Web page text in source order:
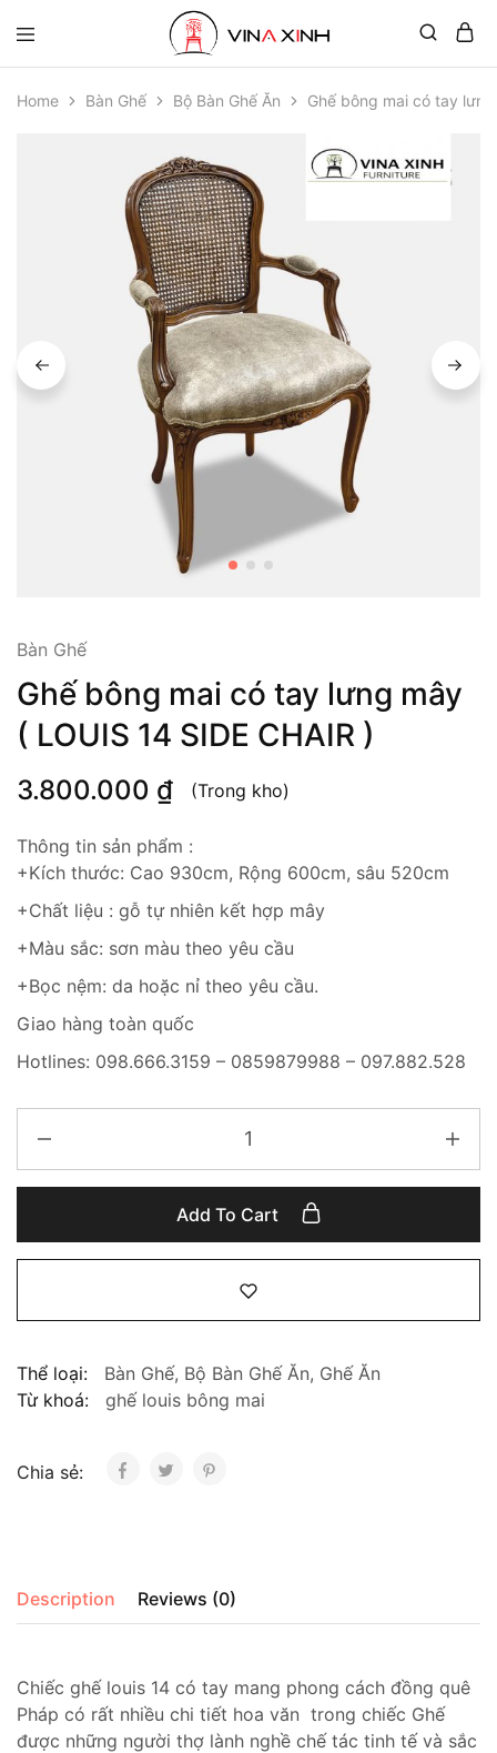
Home Bàn Ghế Bộ Bàn Ghế Ăn Ghế bông mai có tay lưng
Bàn Ghế
Ghế bông mai có tay lưng mây
( LOUIS 14 SIDE CHAIR )
3.800.000 ₫ (Trong kho)
Thông tin sản phẩm :
+Kích thước: Cao 930cm, Rộng 600cm, sâu 520cm
+Chất liệu : gỗ tự nhiên kết hợp mây
+Màu sắc: sơn màu theo yêu cầu
+Bọc nệm: da hoặc nỉ theo yêu cầu.
Giao hàng toàn quốc
Hotlines: 098.666.3159 – 0859879988 – 097.882.528
Add To Cart
Thể loại: Bàn Ghế, Bộ Bàn Ghế Ăn, Ghế Ăn
Từ khoá:
ghế louis bông mai
Chia sẻ:
Description Reviews (0)
Chiếc ghế louis 14 có tay mang phong cách đồng quê
Pháp có rất nhiều chi tiết hoa văn trong chiếc Ghế
được những người thợ lành nghề chế tác tinh tế và sắc